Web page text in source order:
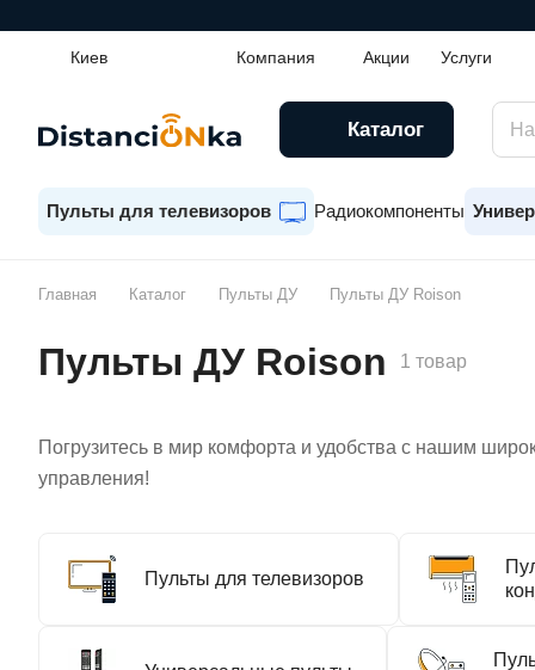
Киев Компания Акции Услуги
Каталог
Пульты для телевизоров Радиокомпоненты
Главная Каталог Пульты ДУ Пульты ДУ Roison
Пульты ДУ Roison 1 товар
Погрузитесь в мир комфорта и удобства с нашим
управления!
Пульты для телевизоров